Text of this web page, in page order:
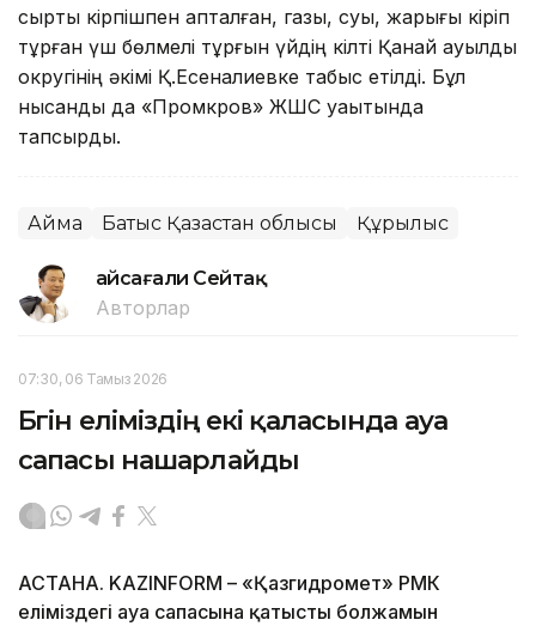
сырты кірпішпен қапталған, газы, суы, жарығы кіріп
тұрған үш бөлмелі тұрғын үйдің кілті Қанай ауылдық
округінің әкімі Қ.Есеналиевке табыс етілді. Бұл
нысанды да «Промкров» ЖШС уақытында
тапсырды.
Аймақ Батыс Қазақстан облысы Құрылыс
Ғайсағали Сейтақ
Авторлар
07:30, 06 Тамыз 2026
Бүгін еліміздің екі қаласында ауа
сапасы нашарлайды
АСТАНА. KAZINFORM – «Қазгидромет» РМК
еліміздегі ауа сапасына қатысты болжамын